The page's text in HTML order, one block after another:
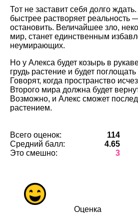
Тот не заставит себя долго
быстрее растворяет реальность
остановить. Величайшее зло,
мир, станет единственным
неумирающих.
Но у Алекса будет козырь в
грудь растение и будет
Говорят, когда пространство
Второго мира должна будет
Возможно, и Алекс сможет
растением.
Всего оценок:
114
Средний балл:
4.65
Это смешно:
3
Оценка